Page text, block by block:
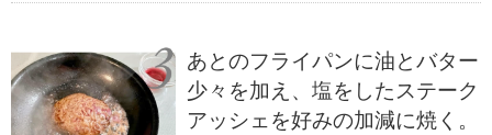
あとのフライパンに油とバター
少々を加え、塩をしたステーク
アッシェを好みの加減に焼く。